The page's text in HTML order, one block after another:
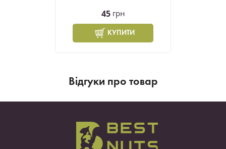
45 грн
КУПИТИ
Вiдгуки про товар